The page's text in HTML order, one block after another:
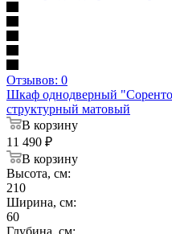
Отзывов: 0
Шкаф однодверный
структурный матовый
В корзину
11 490 ₽
В корзину
Высота, см:
210
Ширина, см:
60
Глубина, см: